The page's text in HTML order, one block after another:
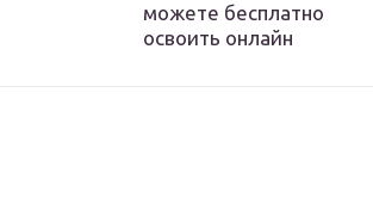
можете бесплатно
освоить онлайн